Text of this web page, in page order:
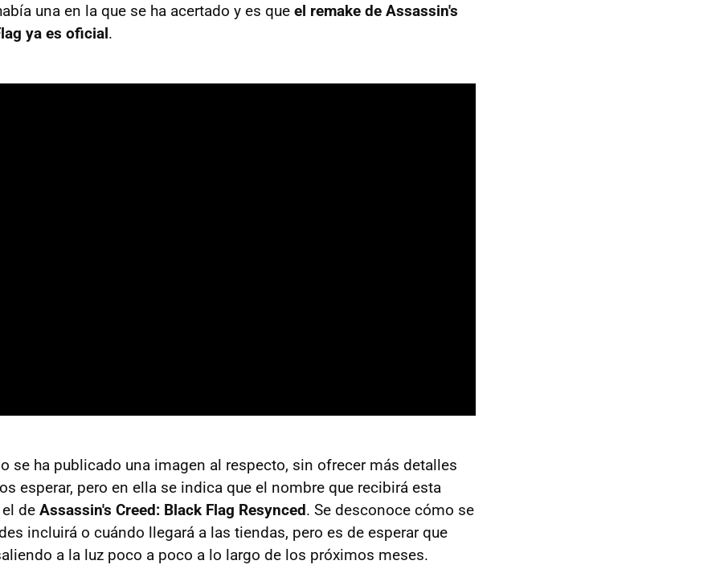
una en la que se ha acertado y es que el remake de Assassin's
ya es oficial.
se ha publicado una imagen al respecto, sin ofrecer más detalles
esperar, pero en ella se indica que el nombre que recibirá esta
de Assassin's Creed: Black Flag Resynced. Se desconoce cómo se
incluirá o cuándo llegará a las tiendas, pero es de esperar que
a la luz poco a poco a lo largo de los próximos meses.